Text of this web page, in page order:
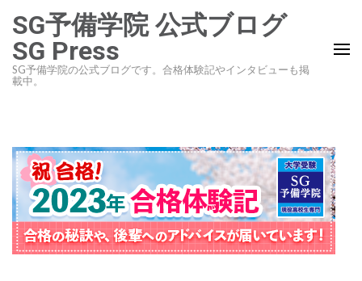
ン
テ
ン
キ
プ
(Enter
SG予備学院 公式ブログ
SG Press
SG予備学院の公式ブログです。合格体験記やインタビューも掲
載中。